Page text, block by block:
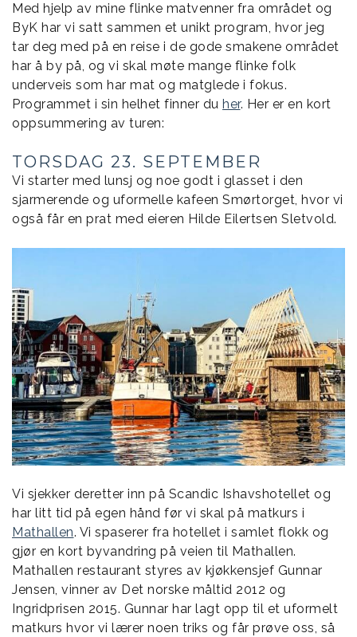
Med hjelp av mine flinke matvenner fra området og
ByK har vi satt sammen et unikt program, hvor jeg
tar deg med på en reise i de gode smakene området
har å by på, og vi skal møte mange flinke folk
underveis som har mat og matglede i fokus.
Programmet i sin helhet finner du her. Her er en kort
oppsummering av turen:
TORSDAG 23. SEPTEMBER
Vi starter med lunsj og noe godt i glasset i den
sjarmerende og uformelle kafeen Smørtorget, hvor vi
også får en prat med eieren Hilde Eilertsen Sletvold.
Vi sjekker deretter inn på Scandic Ishavshotellet og
har litt tid på egen hånd før vi skal på matkurs i
Mathallen. Vi spaserer fra hotellet i samlet flokk og
gjør en kort byvandring på veien til Mathallen.
Mathallen restaurant styres av kjøkkensjef Gunnar
Jensen, vinner av Det norske måltid 2012 og
Ingridprisen 2015. Gunnar har lagt opp til et uformelt
matkurs hvor vi lærer noen triks og får prøve oss, så